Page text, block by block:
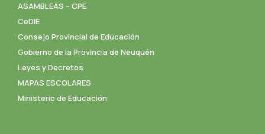
ASAMBLEAS – CPE
CeDIE
Consejo Provincial de Educación
Gobierno de la Provincia de Neuquén
Leyes y Decretos
MAPAS ESCOLARES
Ministerio de Educación